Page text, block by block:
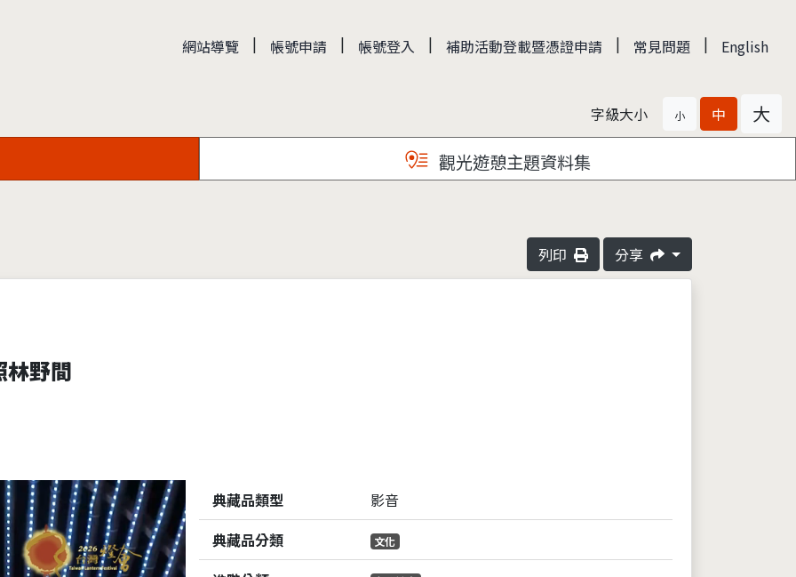
網站導覽 | 帳號申請 | 帳號登入 | 補助活動登載暨憑證申請 | 常見問題 | English
字級大小 小 中 大
觀光遊憩主題資料集
列印 分享
野間
典藏品類型
影音
典藏品分類
文化